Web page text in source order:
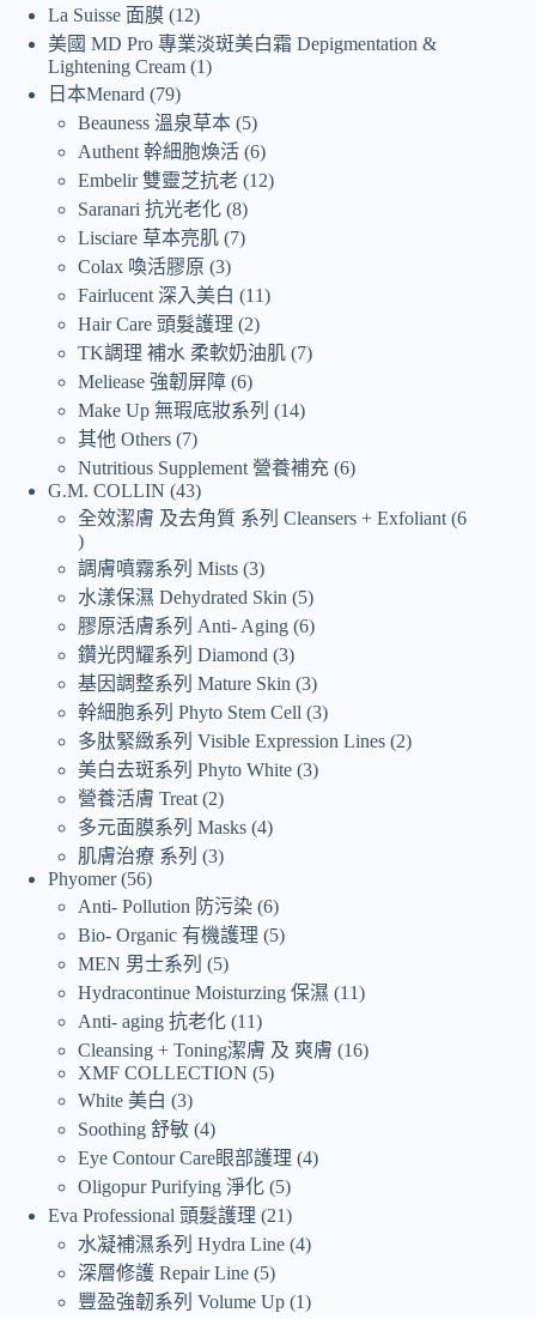
La Suisse 面膜 12
美國 MD Pro 專業淡斑美白霜 Depigmentation &
Lightening Cream 1
日本Menard
79
Beauness 溫泉草本 5
Authent 幹細胞煥活 6
Embelir 雙靈芝抗老 12
Saranari 抗光老化 8
Lisciare 草本亮肌 7
Colax 喚活膠原 3
Fairlucent 深入美白
11
Hair Care 頭髮護理
2
TK調理 補水 柔軟奶油肌 7
Meliease 強韌屏障 6
Make Up 無瑕底妝系列
14
其他 Others 7
Nutritious Supplement 營養補充 6
G.M. COLLIN 43
全效潔膚 及去角質 系列 Cleansers + Exfoliant 6
調膚噴霧系列 Mists 3
水漾保濕 Dehydrated Skin
5
膠原活膚系列 Anti- Aging 6
鑽光閃耀系列 Diamond 3
基因調整系列 Mature Skin 3
幹細胞系列 Phyto Stem Cell 3
多肽緊緻系列 Visible Expression Lines 2
美白去斑系列 Phyto White 3
營養活膚 Treat 2
多元面膜系列 Masks 4
肌膚治療 系列
3
Phyomer 56
Anti- Pollution 防污染 6
Bio- Organic 有機護理
5
MEN 男士系列
5
Hydracontinue Moisturzing 保濕
11
Anti- aging 抗老化 11
Cleansing + Toning潔膚 及 爽膚
16
XMF COLLECTION
5
White 美白
3
Soothing 舒敏 4
Eye Contour Care眼部護理 4
Oligopur Purifying 淨化 5
Eva Professional 頭髮護理
21
水凝補濕系列 Hydra Line 4
深層修護 Repair Line 5
豐盈強韌系列 Volume Up 1